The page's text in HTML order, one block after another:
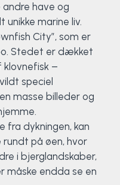
andre have og
marine liv.
City”, som er
Stedet er dækket
–
speciel
masse billeder og
fra dykningen, kan
på øen, hvor
i bjerglandskaber,
måske endda se en